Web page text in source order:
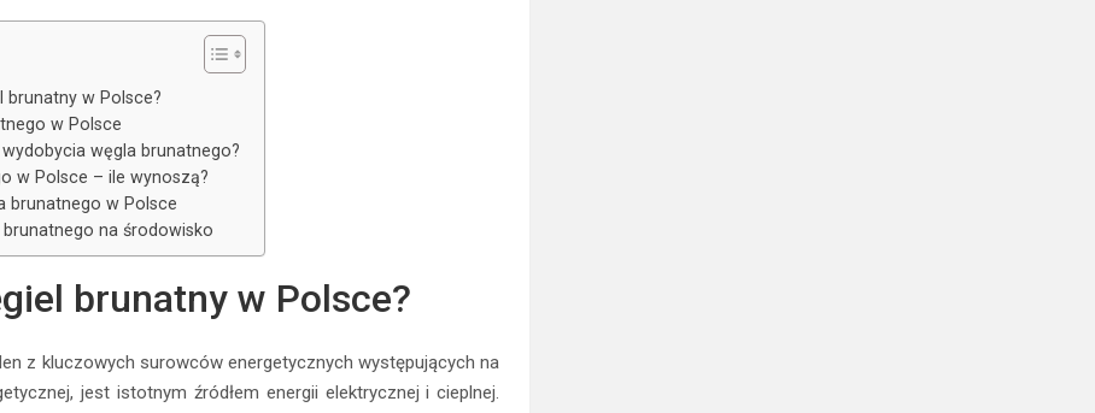
brunatny w Polsce?
w Polsce
węgla brunatnego?
w Polsce – ile wynoszą?
brunatnego w Polsce
na środowisko
brunatny w Polsce?
z kluczowych surowców energetycznych występujących na
jest istotnym źródłem energii elektrycznej i cieplnej.